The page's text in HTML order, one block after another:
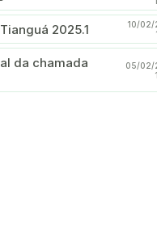
2025.1
10/02/
05/02/